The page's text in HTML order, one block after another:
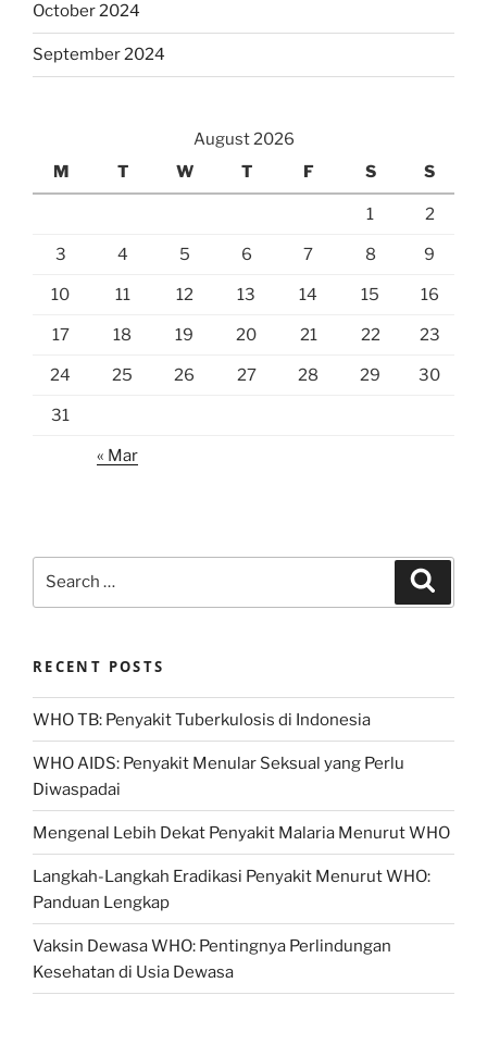
October 2024
September 2024
August 2026
M
T W T F S S
1 2
3 4 5 6 7 8 9
10 11 12 13 14 15 16
17 18 19 20 21 22 23
24 25 26 27 28 29 30
31
« Mar
RECENT POSTS
WHO TB: Penyakit Tuberkulosis di Indonesia
WHO AIDS: Penyakit Menular Seksual yang Perlu
Diwaspadai
Mengenal Lebih Dekat Penyakit Malaria Menurut WHO
Langkah-Langkah Eradikasi Penyakit Menurut WHO:
Panduan Lengkap
Vaksin Dewasa WHO: Pentingnya Perlindungan
Kesehatan di Usia Dewasa